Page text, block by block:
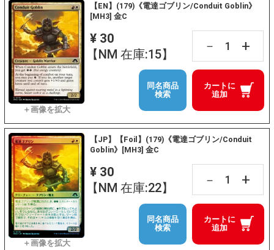
【EN】(179)《電達ゴブリン/Conduit Goblin》
[MH3] 金C
¥ 30
【NM 在庫:15】
－ +
カートに
追加
同名商品
検索
【JP】【Foil】(179)《電達ゴブリン/Conduit
Goblin》[MH3] 金C
¥ 30
【NM 在庫:22】
－ +
カートに
追加
同名商品
検索